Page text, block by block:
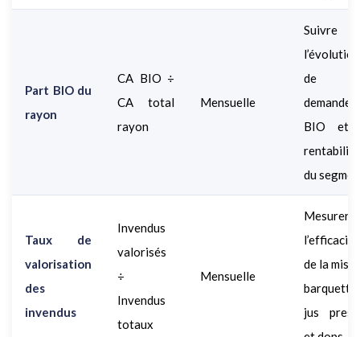
Part BIO du
rayon
CA BIO ÷
CA total
rayon
Mensuelle
Suivre
l’évolution
de
demande
BIO et
rentabilité
du
Taux de
valorisation
des
invendus
Invendus
valorisés
÷
Invendus
totaux
Mensuelle
Mesurer
l’efficacité
de la mise
jus